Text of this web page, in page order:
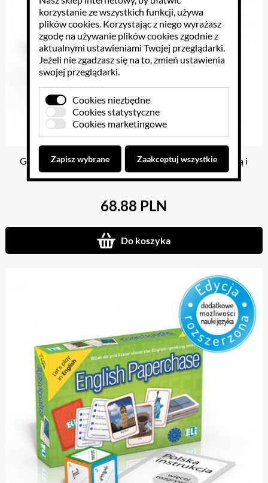
Gra językowa The Great Verb Game z polską instrukcją i
suplementem
68.88 PLN
Do koszyka
korzystanie ze wszystkich funkcji, używa
plików cookies. Korzystając z niego wyrażasz
zgodę na używanie plików cookies zgodnie z
aktualnymi ustawieniami Twojej przeglądarki.
Jeżeli nie zgadzasz się na to, zmień ustawienia
swojej przeglądarki.
Cookies niezbędne
Cookies statystyczne
Cookies marketingowe
Zapisz wybrane Zaakceptuj wszystkie